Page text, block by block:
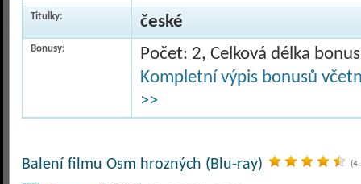
Titulky: české
Bonusy:
Počet: 2, Celková délka
Kompletní výpis bonusů
>>
Balení filmu Osm hrozných (Blu-ray)